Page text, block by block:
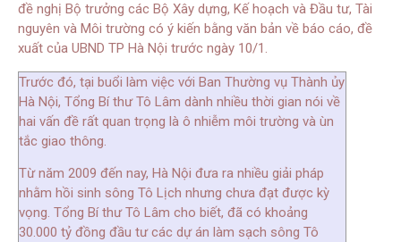
đề nghị Bộ trưởng các Bộ Xây dựng, Kế hoạch và Đầu tư, Tài
nguyên và Môi trường có ý kiến bằng văn bản về báo cáo, đề
xuất của UBND TP Hà Nội trước ngày 10/1.
Trước đó, tại buổi làm việc với Ban Thường vụ Thành ủy
Hà Nội, Tổng Bí thư Tô Lâm dành nhiều thời gian nói về
hai vấn đề rất quan trọng là ô nhiễm môi trường và ùn
tắc giao thông.
Từ năm 2009 đến nay, Hà Nội đưa ra nhiều giải pháp
nhằm hồi sinh sông Tô Lịch nhưng chưa đạt được kỳ
vọng. Tổng Bí thư Tô Lâm cho biết, đã có khoảng
30.000 tỷ đồng đầu tư các dự án làm sạch sông Tô